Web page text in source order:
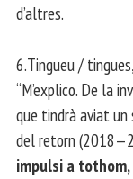
d’altres.
6.Tingueu /
“M’explico. De la
que tindrà aviat un
del retorn
impulsi a